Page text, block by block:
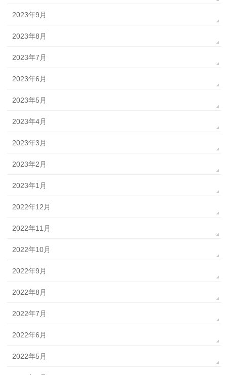
2023年9月
2023年8月
2023年7月
2023年6月
2023年5月
2023年4月
2023年3月
2023年2月
2023年1月
2022年12月
2022年11月
2022年10月
2022年9月
2022年8月
2022年7月
2022年6月
2022年5月